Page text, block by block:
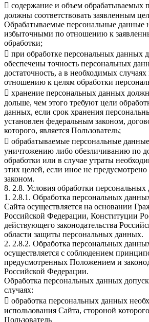
 содержание и объем обрабатываемых
должны соответствовать заявленным
Обрабатываемые персональные данные
избыточными по отношению к
обработки;
 при обработке персональных данных
обеспечены точность персональных
достаточность, а в необходимых
отношению к целям обработки
 хранение персональных данных
дольше, чем этого требуют цели
данных, если срок хранения
установлен федеральным законом,
которого, является Пользователь;
 обрабатываемые персональные
уничтожению либо обезличиванию по
обработки или в случае утраты
этих целей, если иное не
законом.
8. 2.8. Условия обработки
1. 2.8.1. Обработка персональных
Сайта осуществляется на основании
Российской Федерации, Конституции
действующего законодательства
области защиты персональных данных.
2. 2.8.2. Обработка персональных
осуществляется с соблюдением
предусмотренных Положением и
Российской Федерации.
Обработка персональных данных
случаях:
 обработка персональных данных
использования Сайта, стороной
Пользователь